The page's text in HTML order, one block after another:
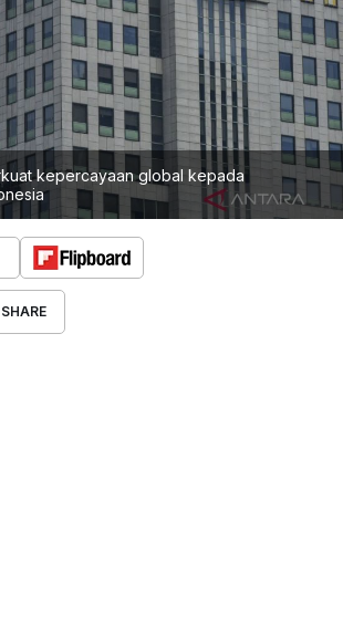
kepercayaan global kepada
SHARE